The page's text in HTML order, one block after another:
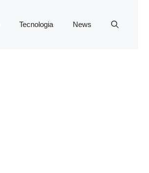
Tecnologia News